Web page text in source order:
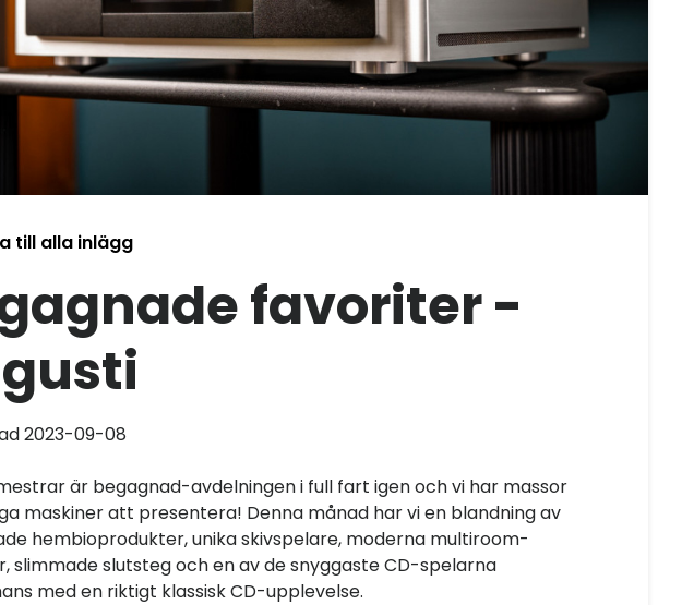
till alla inlägg
favoriter -
2023-09-08
är begagnad-avdelningen i full fart igen och vi har massor
maskiner att presentera! Denna månad har vi en blandning av
hembioprodukter, unika skivspelare, moderna multiroom-
slimmade slutsteg och en av de snyggaste CD-spelarna
med en riktigt klassisk CD-upplevelse.